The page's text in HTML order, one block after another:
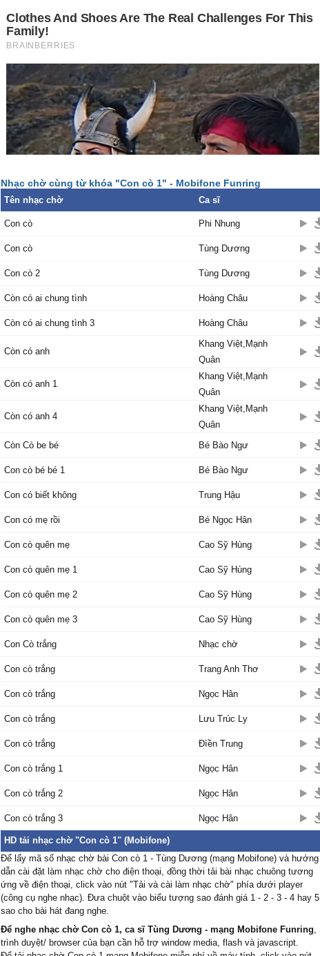
Nhạc chờ cùng từ khóa "Con cò 1" - Mobifone Funring
Tên nhạc chờ Ca sĩ
Con cò Phi Nhung
Con cò Tùng Dương
Con cò 2 Tùng Dương
Còn có ai chung tình Hoàng Châu
Còn có ai chung tình 3 Hoàng Châu
Còn có anh
Khang Việt,Mạnh
Quân
Còn có anh 1
Khang Việt,Mạnh
Quân
Còn có anh 4
Khang Việt,Mạnh
Quân
Còn Cò be bé
Bé Bào Ngư
Con cò bé bé 1 Bé Bào Ngư
Con có biết không Trung Hậu
Con có mẹ rồi Bé Ngọc Hân
Con cò quên mẹ Cao Sỹ Hùng
Con cò quên mẹ 1 Cao Sỹ Hùng
Con cò quên mẹ 2 Cao Sỹ Hùng
Con cò quên mẹ 3 Cao Sỹ Hùng
Con Cò trắng Nhạc chờ
Con cò trắng Trang Anh Thơ
Con cò trắng Ngọc Hân
Con cò trắng Lưu Trúc Ly
Con cò trắng Đìền Trung
Con cò trắng 1 Ngọc Hân
Con cò trắng 2 Ngọc Hân
Con cò trắng 3 Ngọc Hân
HD tải nhạc chờ "Con cò 1" (Mobifone)
Để lấy mã số nhạc chờ bài Con cò 1 - Tùng Dương (mạng Mobifone) và hướng
dẫn cài đặt làm nhạc chờ cho điện thoại, đồng thời tải bài nhạc chuông tương
ứng về điện thoại, click vào nút "Tải và cài làm nhạc chờ" phía dưới player
(công cụ nghe nhạc). Đưa chuột vào biểu tượng sao đánh giá 1 - 2 - 3 - 4 hay 5
sao cho bài hát đang nghe.
Để nghe nhạc chờ Con cò 1, ca sĩ Tùng Dương - mạng Mobifone Funring,
trình duyệt/ browser của bạn cần hỗ trợ window media, flash và javascript.